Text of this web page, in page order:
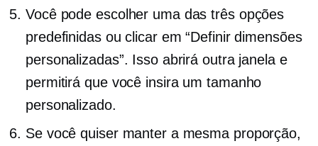
Você pode escolher uma das três opções
predefinidas ou clicar em “Definir dimensões
personalizadas”. Isso abrirá outra janela e
permitirá que você insira um tamanho
personalizado.
Se você quiser manter a mesma proporção,